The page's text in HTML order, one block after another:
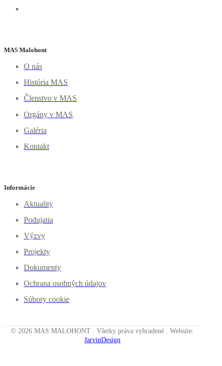
MAS Malohont
O nás
História MAS
Členstvo v MAS
Orgány v MAS
Galéria
Kontakt
Informácie
Aktuality
Podujatia
Výzvy
Projekty
Dokumenty
Ochrana osobných údajov
Súbory cookie
© 2026 MAS MALOHONT . Všetky práva vyhradené . Website:
JarvinDesign